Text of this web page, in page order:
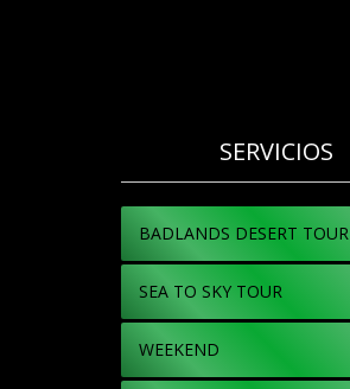
SERVICIOS
BADLANDS DESERT TOUR
SEA TO SKY TOUR
WEEKEND